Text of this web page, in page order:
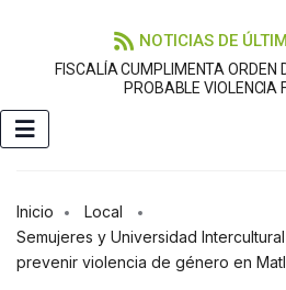
NOTICIAS DE
FISCALÍA CUMPLIMENTA ORDEN
PROBABLE VIOLENCIA
Inicio
Local
Semujeres y Universidad
prevenir violencia de género en